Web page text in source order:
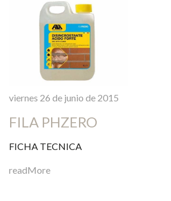
viernes 26 de junio de 2015
FILA PHZERO
FICHA TECNICA
readMore